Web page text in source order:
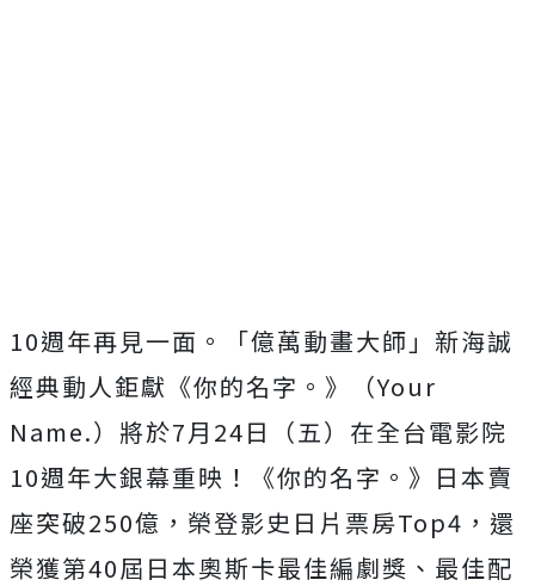
10週年再見一面。「億萬動畫大師」新海誠
經典動人鉅獻《你的名字。》（Your
Name.）將於7月 24日（五）在全台電影院
10週年大銀幕重映！《你的名字。》日本賣
座突破250億，榮登影史日片票房Top4 ，還
榮獲第40屆日本奧斯卡最佳編劇獎、最佳配